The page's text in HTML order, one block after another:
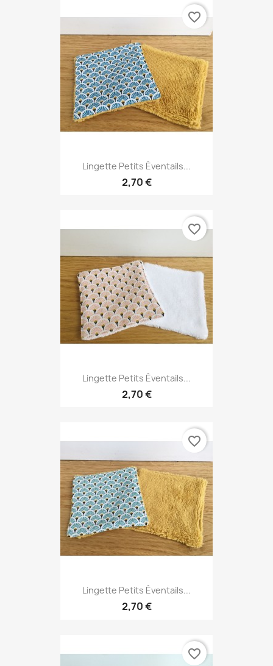
Lingette Petits Éventails...
2,70 €
favorite_border
Lingette Petits Éventails...
2,70 €
favorite_border
Lingette Petits Éventails...
2,70 €
favorite_border
favorite_border